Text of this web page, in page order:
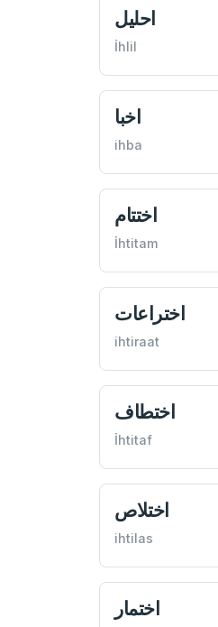
احليل
İhlil
اخبا
ihba
اختتام
İhtitam
اختراعات
ihtiraat
اختطاف
İhtitaf
اختلاص
ihtilas
اختمار